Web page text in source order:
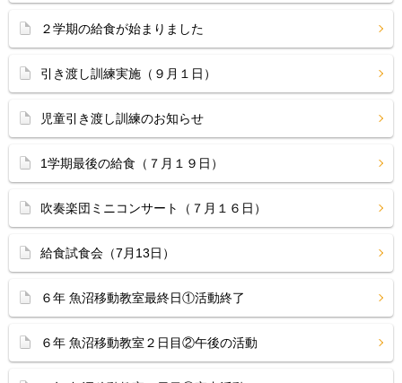
２学期の給食が始まりました
引き渡し訓練実施（９月１日）
児童引き渡し訓練のお知らせ
1学期最後の給食（７月１９日）
吹奏楽団ミニコンサート（７月１６日）
給食試食会（7月13日）
６年 魚沼移動教室最終日①活動終了
６年 魚沼移動教室２日目②午後の活動